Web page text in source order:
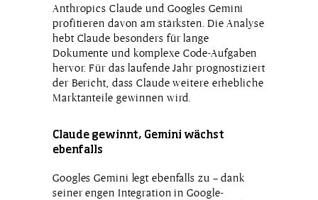
Anthropics Claude und Googles Gemini
profitieren davon am stärksten. Die Analyse
hebt Claude besonders für lange
Dokumente und komplexe Code-Aufgaben
hervor. Für das laufende Jahr prognostiziert
der Bericht, dass Claude weitere erhebliche
Marktanteile gewinnen wird.
Claude gewinnt, Gemini wächst
ebenfalls
Googles Gemini legt ebenfalls zu – dank
seiner engen Integration in Google-